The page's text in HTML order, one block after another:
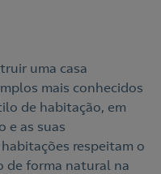
de datos.
uma casa
mais conhecidos
de habitação, em
e as suas
respeitam o
de forma natural na